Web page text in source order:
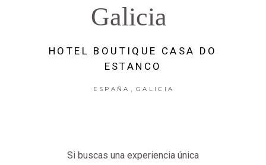
Galicia
HOTEL BOUTIQUE CASA DO
ESTANCO
ESPAÑA GALICIA
Si buscas una experiencia única